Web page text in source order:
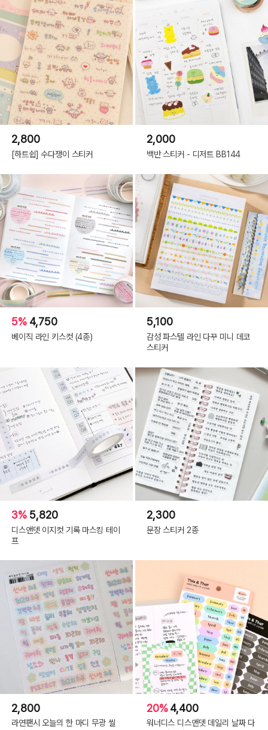
2,800
[하트쉽] 수다쟁이 스티커
2,000
백반 스티커 - 디저트 BB144
5% 4,750
베이직 라인 키스컷 (4종)
5,100
감성 파스텔 라인 다꾸 미니 데코
스티커
3% 5,820
디스앤뎃 이지컷 기록 마스킹 테이
프
2,300
문장 스티커 2종
2,800
라연팬시 오늘의 한 마디 무광 씰
20%4,400
워너디스 디스앤뎃 데일리 날짜 다